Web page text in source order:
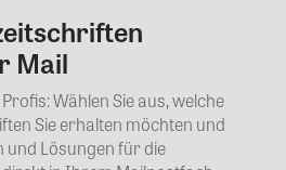
Kommentar
Mail
Wählen Sie aus, welche
Sie erhalten möchten und
und Lösungen für die